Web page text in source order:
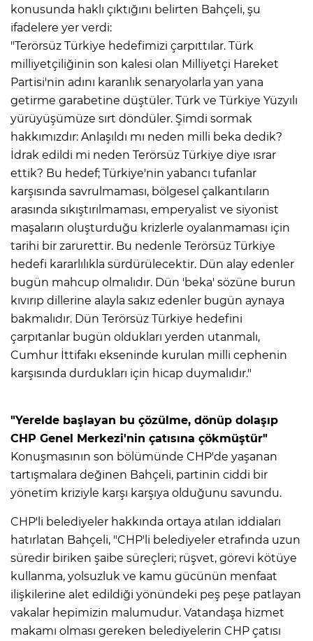
konusunda haklı çıktığını belirten Bahçeli, şu
ifadelere yer verdi:
"Terörsüz Türkiye hedefimizi çarpıttılar. Türk
milliyetçiliğinin son kalesi olan Milliyetçi Hareket
Partisi'nin adını karanlık senaryolarla yan yana
getirme garabetine düştüler. Türk ve Türkiye Yüzyılı
yürüyüşümüze sırt döndüler. Şimdi sormak
hakkımızdır: Anlaşıldı mı neden milli beka dedik?
İdrak edildi mi neden Terörsüz Türkiye diye ısrar
ettik? Bu hedef; Türkiye'nin yabancı tufanlar
karşısında savrulmaması, bölgesel çalkantıların
arasında sıkıştırılmaması, emperyalist ve siyonist
maşaların oluşturduğu krizlerle oyalanmaması için
tarihi bir zarurettir. Bu nedenle Terörsüz Türkiye
hedefi kararlılıkla sürdürülecektir. Dün alay edenler
bugün mahcup olmalıdır. Dün 'beka' sözüne burun
kıvırıp dillerine alayla sakız edenler bugün aynaya
bakmalıdır. Dün Terörsüz Türkiye hedefini
çarpıtanlar bugün oldukları yerden utanmalı,
Cumhur İttifakı ekseninde kurulan milli cephenin
karşısında durdukları için hicap duymalıdır."
"Yerelde başlayan bu çözülme, dönüp dolaşıp
CHP Genel Merkezi'nin çatısına çökmüştür"
Konuşmasının son bölümünde CHP'de yaşanan
tartışmalara değinen Bahçeli, partinin ciddi bir
yönetim kriziyle karşı karşıya olduğunu savundu.
CHP'li belediyeler hakkında ortaya atılan iddiaları
hatırlatan Bahçeli, "CHP'li belediyeler etrafında uzun
süredir biriken şaibe süreçleri; rüşvet, görevi kötüye
kullanma, yolsuzluk ve kamu gücünün menfaat
ilişkilerine alet edildiği yönündeki peş peşe patlayan
vakalar hepimizin malumudur. Vatandaşa hizmet
makamı olması gereken belediyelerin CHP çatısı